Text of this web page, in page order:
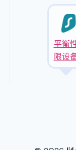
平衡
限设